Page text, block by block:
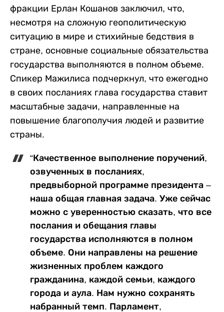
фракции Ерлан Кошанов заключил, что,
несмотря на сложную геополитическую
ситуацию в мире и стихийные бедствия в
стране, основные социальные обязательства
государства выполняются в полном объеме.
Спикер Мажилиса подчеркнул, что ежегодно
в своих посланиях глава государства ставит
масштабные задачи, направленные на
повышение благополучия людей и развитие
страны.
“Качественное выполнение поручений,
озвученных в посланиях,
предвыборной программе президента –
наша общая главная задача. Уже сейчас
можно с уверенностью сказать, что все
послания и обещания главы
государства исполняются в полном
объеме. Они направлены на решение
жизненных проблем каждого
гражданина, каждой семьи, каждого
города и аула. Нам нужно сохранять
набранный темп. Парламент,